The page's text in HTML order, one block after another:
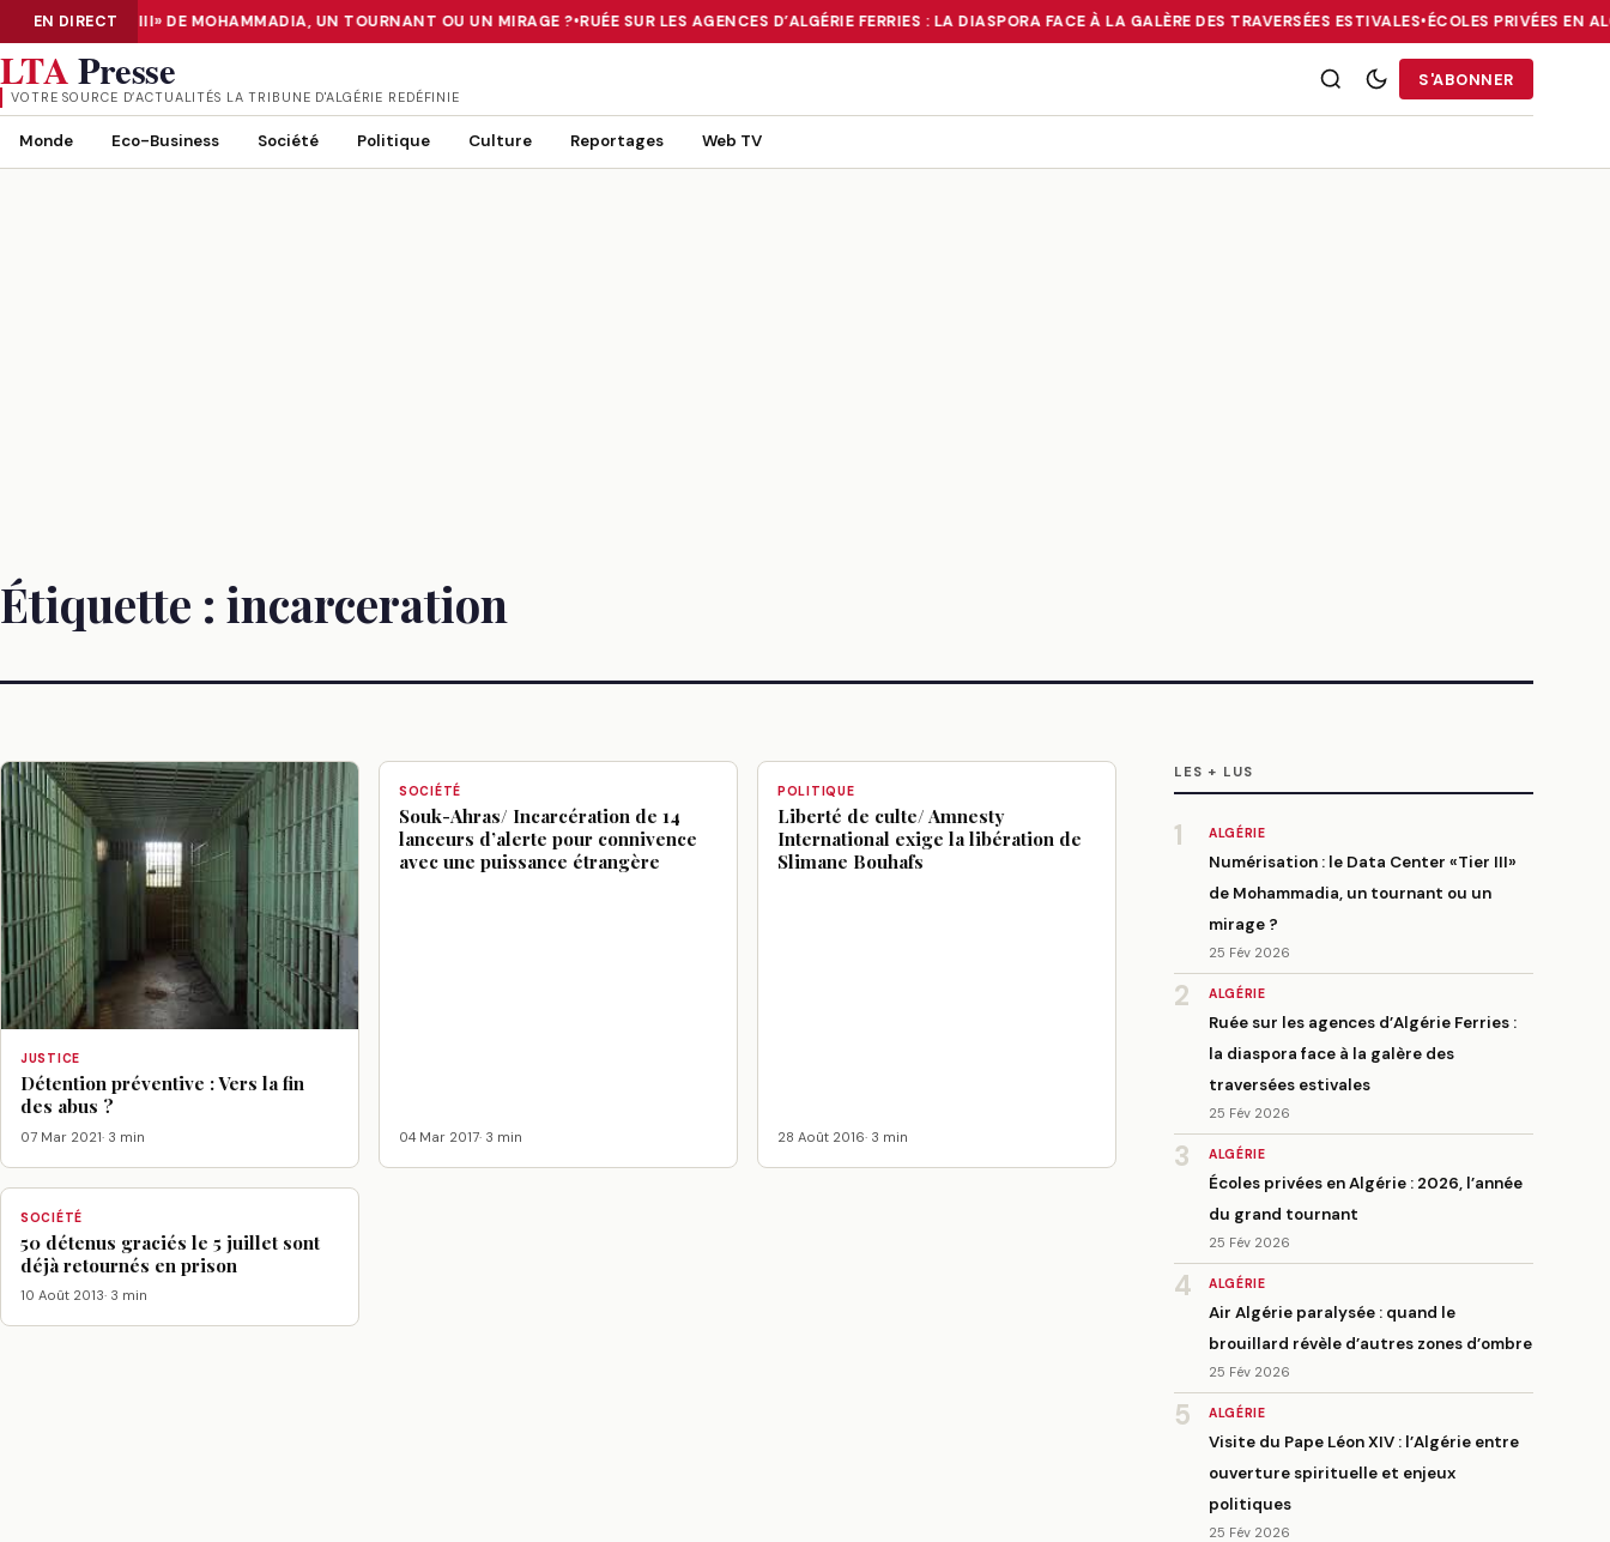
EN DIRECT
CENTER «TIER III» DE MOHAMMADIA, UN TOURNANT OU UN MIRAGE ? •RUÉE SUR LES AGENCES D’ALGÉRIE FERRIES : LA DIASPORA FACE À LA GALÈRE DES TRAVERSÉES ESTIVALES•ÉCOLES PRIVÉES EN
NUMÉRISATION : LE DATA CENTER «TIER III» DE MOHAMMADIA, UN TOURNANT OU UN MIRAGE ?• RUÉE SUR LES AGENCES D’ALGÉRIE FERRIES : LA DIASPORA FACE À LA GALÈRE DES TRAVERSÉES
LTAPresse
VOTRE SOURCE D’ACTUALITÉS LA TRIBUNE D'ALGÉRIE REDÉFINIE
S'ABONNER
Monde Eco-Business Société Politique Culture Reportages Web TV
Étiquette : incarceration
JUSTICE
Détention préventive : Vers la fin
des abus ?
07 Mar 2021· 3 min
SOCIÉTÉ
Souk-Ahras/ Incarcération de 14
lanceurs d’alerte pour connivence
avec une puissance étrangère
04 Mar 2017· 3 min
POLITIQUE
Liberté de culte/ Amnesty
International exige la libération de
Slimane Bouhafs
28 Août 2016· 3 min
SOCIÉTÉ
50 détenus graciés le 5 juillet sont
déjà retournés en prison
10 Août 2013· 3 min
LES + LUS
1 ALGÉRIE
Numérisation : le Data Center «Tier III»
de Mohammadia, un tournant ou un
mirage ?
25 Fév 2026
2 ALGÉRIE
Ruée sur les agences d’Algérie Ferries :
la diaspora face à la galère des
traversées estivales
25 Fév 2026
3 ALGÉRIE
Écoles privées en Algérie : 2026, l’année
du grand tournant
25 Fév 2026
4 ALGÉRIE
Air Algérie paralysée : quand le
brouillard révèle d’autres zones d’ombre
25 Fév 2026
5 ALGÉRIE
Visite du Pape Léon XIV : l’Algérie entre
ouverture spirituelle et enjeux
politiques
25 Fév 2026